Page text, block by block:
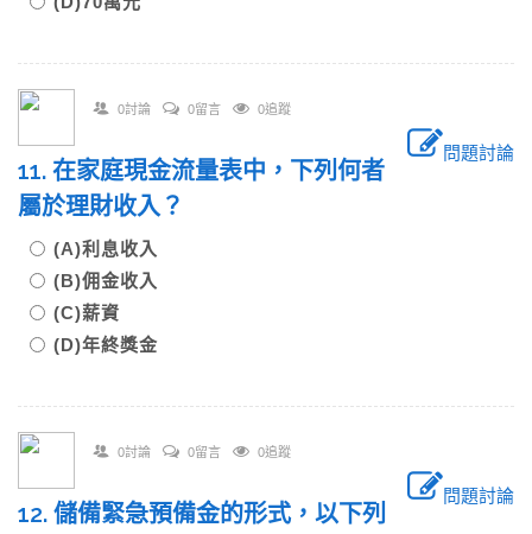
0討論 0留言 0追蹤
問題討論
11. 在家庭現金流量表中，下列何者
屬於理財收入？
(A)利息收入
(B)佣金收入
(C)薪資
(D)年終獎金
0討論 0留言 0追蹤
問題討論
12. 儲備緊急預備金的形式，以下列